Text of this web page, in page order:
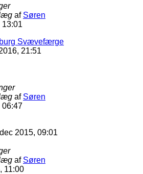
af Søren
13:01
Svævefærge
21:51
af Søren
06:47
2015, 09:01
af Søren
11:00